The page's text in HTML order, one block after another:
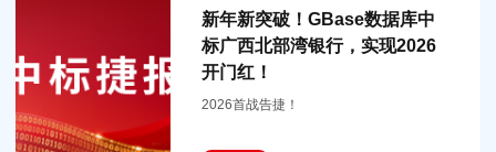
新年新突破！GBase数据库中
标广西北部湾银行，实现2026
开门红！
2026首战告捷！